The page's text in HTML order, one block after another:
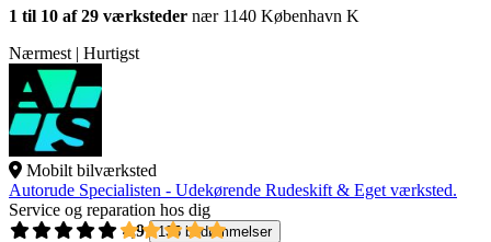
1 til 10 af 29 værksteder nær 1140 København K
Nærmest | Hurtigst
Mobilt bilværksted
Autorude Specialisten - Udekørende Rudeskift & Eget værksted.
Service og reparation hos dig
4,9
135 bedømmelser